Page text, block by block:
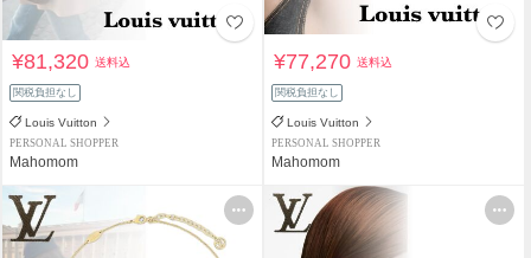
¥81,320送料込
関税負担なし
Louis Vuitton
PERSONAL SHOPPER
Mahomom
¥77,270送料込
関税負担なし
Louis Vuitton
PERSONAL SHOPPER
Mahomom